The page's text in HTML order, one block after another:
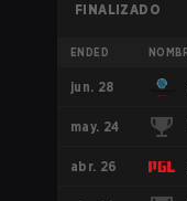
FINALIZADO
ENDED
jun. 28
may. 24
abr. 26